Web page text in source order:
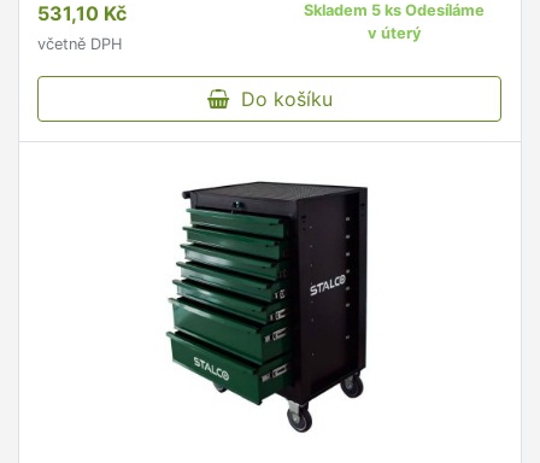
531,10 Kč
včetně DPH
Skladem 5 ks Odesíláme
v úterý
Do košíku